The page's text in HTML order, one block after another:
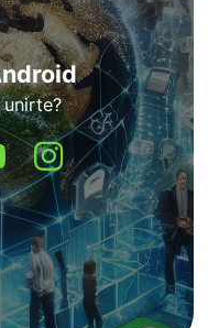
unirte?